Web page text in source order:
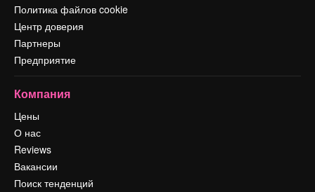
Политика файлов cookie
Центр доверия
Партнеры
Предприятие
Компания
Цены
О нас
Reviews
Вакансии
Поиск тенденций